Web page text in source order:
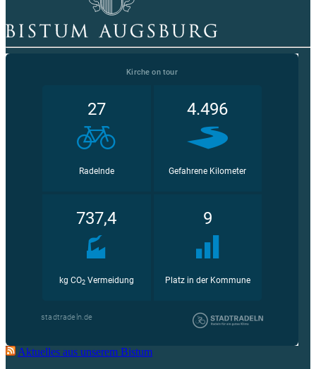
Aktuelles aus unserem Bistum